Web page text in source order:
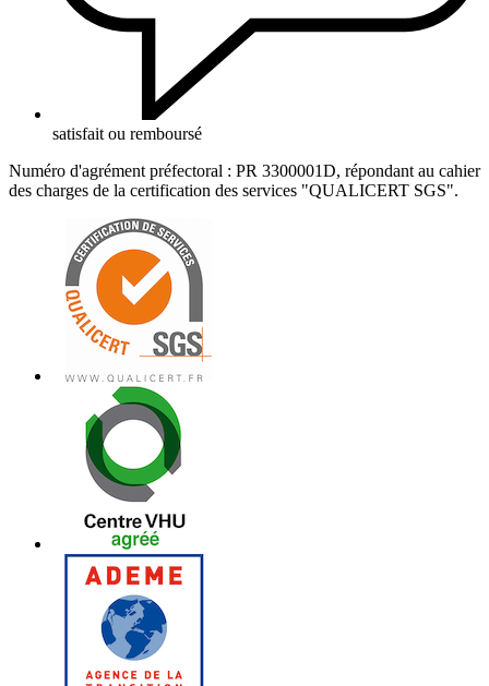
satisfait ou remboursé
Numéro d'agrément préfectoral : PR 3300001D, répondant au cahier
des charges de la certification des services "QUALICERT SGS".